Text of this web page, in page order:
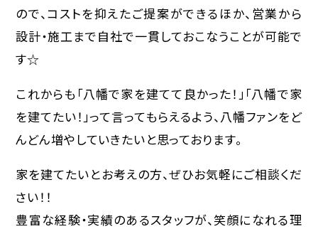
ので、コストを抑えたご提案ができるほか、営業から
設計・施工まで自社で一貫しておこなうことが可能で
す☆
これからも「八幡で家を建てて良かった！」「八幡で家
を建てたい！」って言ってもらえるよう、八幡ファンをど
んどん増やしていきたいと思っております。
家を建てたいとお考えの方、ぜひお気軽にご相談くだ
さい！！
豊富な経験・実績のあるスタッフが、笑顔になれる理